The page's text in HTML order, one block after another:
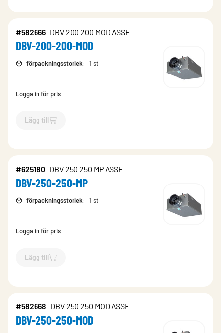
#582666 DBV 200 200 MOD ASSE
DBV-200-200-MOD
förpackningsstorlek: 1 st
Logga in för pris
Lägg till
`$Lägg till
#625180 DBV 250 250 MP ASSE
DBV-250-250-MP
förpackningsstorlek: 1 st
Logga in för pris
Lägg till
`$Lägg till
#582668 DBV 250 250 MOD ASSE
DBV-250-250-MOD